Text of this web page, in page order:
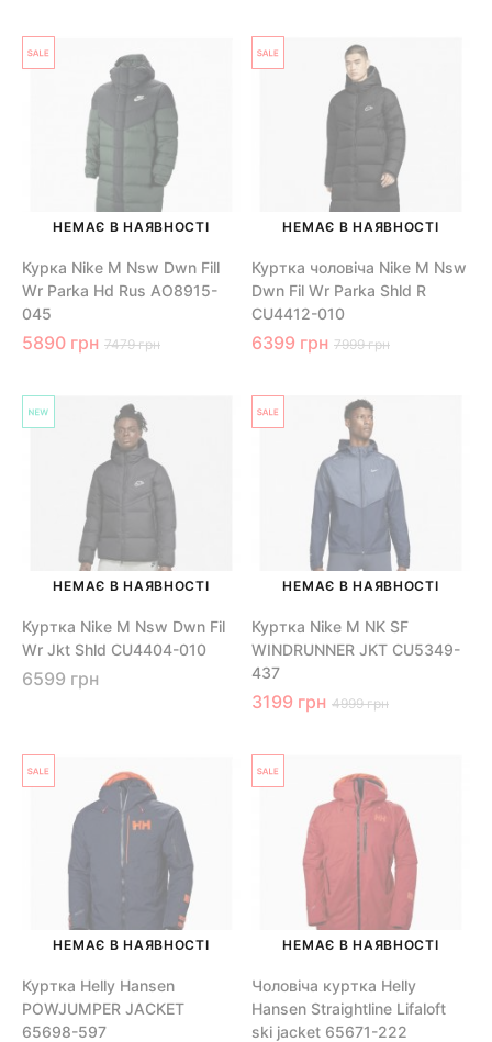
НЕМАЄ В НАЯВНОСТІ
Курка Nike M Nsw Dwn Fill
Wr Parka Hd Rus AO8915-
045
5890 грн 7479 грн
НЕМАЄ В НАЯВНОСТІ
Куртка чоловіча Nike M Nsw
Dwn Fil Wr Parka Shld R
CU4412-010
6399 грн 7999 грн
НЕМАЄ В НАЯВНОСТІ
Куртка Nike M Nsw Dwn Fil
Wr Jkt Shld CU4404-010
6599 грн
НЕМАЄ В НАЯВНОСТІ
Куртка Nike M NK SF
WINDRUNNER JKT CU5349-
437
3199 грн 4999 грн
НЕМАЄ В НАЯВНОСТІ
Куртка Helly Hansen
POWJUMPER JACKET
65698-597
НЕМАЄ В НАЯВНОСТІ
Чоловіча куртка Helly
Hansen Straightline Lifaloft
ski jacket 65671-222